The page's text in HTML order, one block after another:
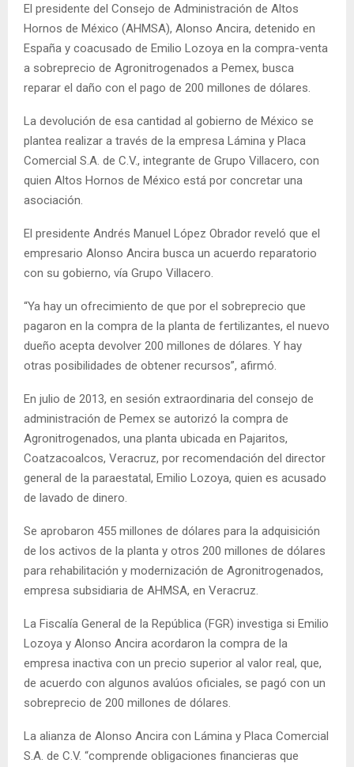
El presidente del Consejo de Administración de Altos
Hornos de México (AHMSA), Alonso Ancira, detenido en
España y coacusado de Emilio Lozoya en la compra-venta
a sobreprecio de Agronitrogenados a Pemex, busca
reparar el daño con el pago de 200 millones de dólares.
La devolución de esa cantidad al gobierno de México se
plantea realizar a través de la empresa Lámina y Placa
Comercial S.A. de C.V., integrante de Grupo Villacero, con
quien Altos Hornos de México está por concretar una
asociación.
El presidente Andrés Manuel López Obrador reveló que el
empresario Alonso Ancira busca un acuerdo reparatorio
con su gobierno, vía Grupo Villacero.
“Ya hay un ofrecimiento de que por el sobreprecio que
pagaron en la compra de la planta de fertilizantes, el nuevo
dueño acepta devolver 200 millones de dólares. Y hay
otras posibilidades de obtener recursos”, afirmó.
En julio de 2013, en sesión extraordinaria del consejo de
administración de Pemex se autorizó la compra de
Agronitrogenados, una planta ubicada en Pajaritos,
Coatzacoalcos, Veracruz, por recomendación del director
general de la paraestatal, Emilio Lozoya, quien es acusado
de lavado de dinero.
Se aprobaron 455 millones de dólares para la adquisición
de los activos de la planta y otros 200 millones de dólares
para rehabilitación y modernización de Agronitrogenados,
empresa subsidiaria de AHMSA, en Veracruz.
La Fiscalía General de la República (FGR) investiga si Emilio
Lozoya y Alonso Ancira acordaron la compra de la
empresa inactiva con un precio superior al valor real, que,
de acuerdo con algunos avalúos oficiales, se pagó con un
sobreprecio de 200 millones de dólares.
La alianza de Alonso Ancira con Lámina y Placa Comercial
S.A. de C.V. “comprende obligaciones financieras que